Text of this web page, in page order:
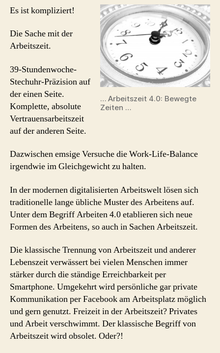
in
der
… Arbeitszeit 4.0: Bewegte
Zeiten …
Es ist kompliziert!
Die Sache mit der
Arbeitszeit.
39-Stundenwoche-
Stechuhr-Präzision auf
der einen Seite.
Komplette, absolute
Vertrauensarbeitszeit
auf der anderen Seite.
Dazwischen emsige Versuche die Work-Life-Balance
irgendwie im Gleichgewicht zu halten.
In der modernen digitalisierten Arbeitswelt lösen sich
traditionelle lange übliche Muster des Arbeitens auf.
Unter dem Begriff Arbeiten 4.0 etablieren sich neue
Formen des Arbeitens, so auch in Sachen Arbeitszeit.
Die klassische Trennung von Arbeitszeit und anderer
Lebenszeit verwässert bei vielen Menschen immer
stärker durch die ständige Erreichbarkeit per
Smartphone. Umgekehrt wird persönliche gar private
Kommunikation per Facebook am Arbeitsplatz möglich
und gern genutzt. Freizeit in der Arbeitszeit? Privates
und Arbeit verschwimmt. Der klassische Begriff von
Arbeitszeit wird obsolet. Oder?!